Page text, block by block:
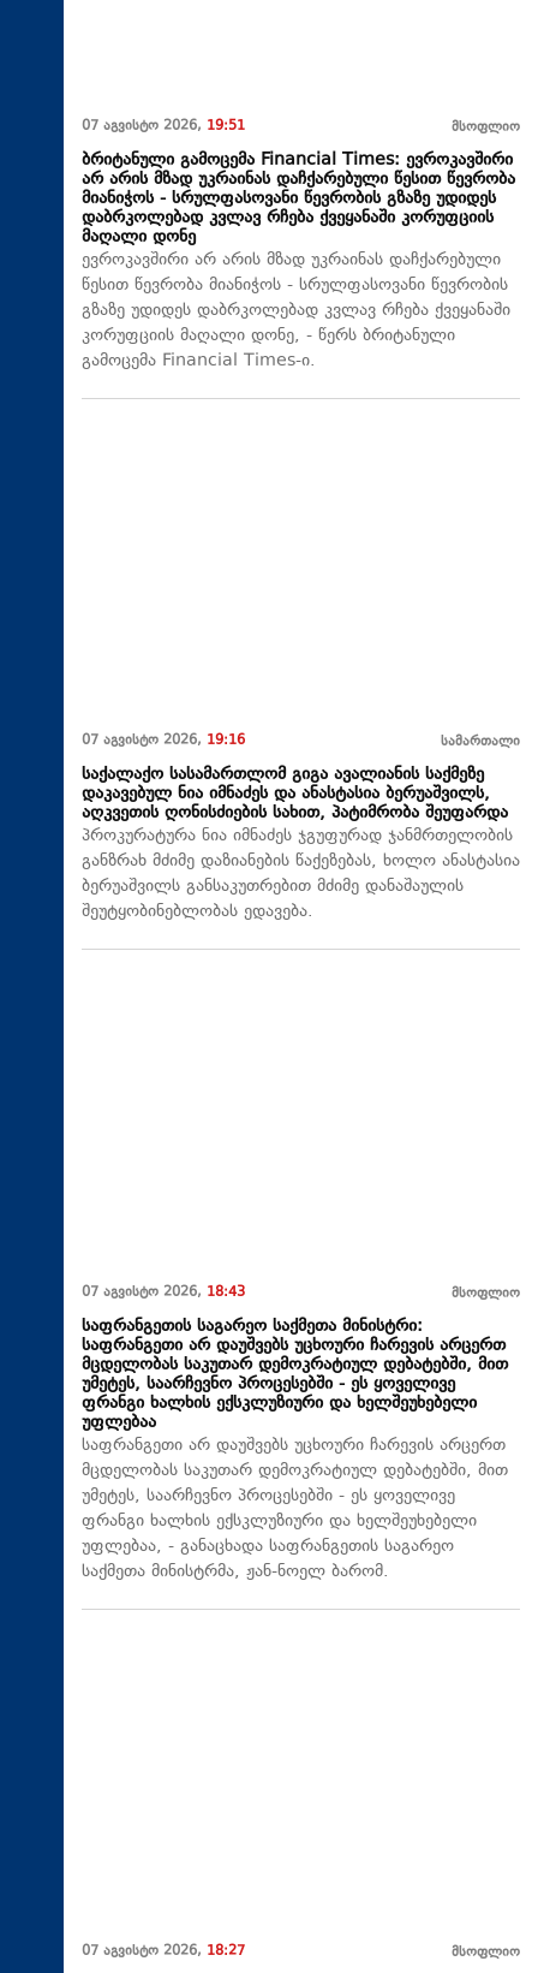
07 აგვისტო 2026, 19:51 მსოფლიო
ბრიტანული გამოცემა Financial Times: ევროკავშირი
არ არის მზად უკრაინას დაჩქარებული წესით წევრობა
მიანიჭოს - სრულფასოვანი წევრობის გზაზე უდიდეს
დაბრკოლებად კვლავ რჩება ქვეყანაში კორუფციის
მაღალი დონე
ევროკავშირი არ არის მზად უკრაინას დაჩქარებული
წესით წევრობა მიანიჭოს - სრულფასოვანი წევრობის
გზაზე უდიდეს დაბრკოლებად კვლავ რჩება ქვეყანაში
კორუფციის მაღალი დონე, - წერს ბრიტანული
გამოცემა Financial Times-ი.
07 აგვისტო 2026, 19:16 სამართალი
საქალაქო სასამართლომ გიგა ავალიანის საქმეზე
დაკავებულ ნია იმნაძეს და ანასტასია ბერუაშვილს,
აღკვეთის ღონისძიების სახით, პატიმრობა შეუფარდა
პროკურატურა ნია იმნაძეს ჯგუფურად ჯანმრთელობის
განზრახ მძიმე დაზიანების წაქეზებას, ხოლო ანასტასია
ბერუაშვილს განსაკუთრებით მძიმე დანაშაულის
შეუტყობინებლობას ედავება.
07 აგვისტო 2026, 18:43 მსოფლიო
საფრანგეთის საგარეო საქმეთა მინისტრი:
საფრანგეთი არ დაუშვებს უცხოური ჩარევის არცერთ
მცდელობას საკუთარ დემოკრატიულ დებატებში, მით
უმეტეს, საარჩევნო პროცესებში - ეს ყოველივე
ფრანგი ხალხის ექსკლუზიური და ხელშეუხებელი
უფლებაა
საფრანგეთი არ დაუშვებს უცხოური ჩარევის არცერთ
მცდელობას საკუთარ დემოკრატიულ დებატებში, მით
უმეტეს, საარჩევნო პროცესებში - ეს ყოველივე
ფრანგი ხალხის ექსკლუზიური და ხელშეუხებელი
უფლებაა, - განაცხადა საფრანგეთის საგარეო
საქმეთა მინისტრმა, ჟან-ნოელ ბარომ.
07 აგვისტო 2026, 18:27 მსოფლიო